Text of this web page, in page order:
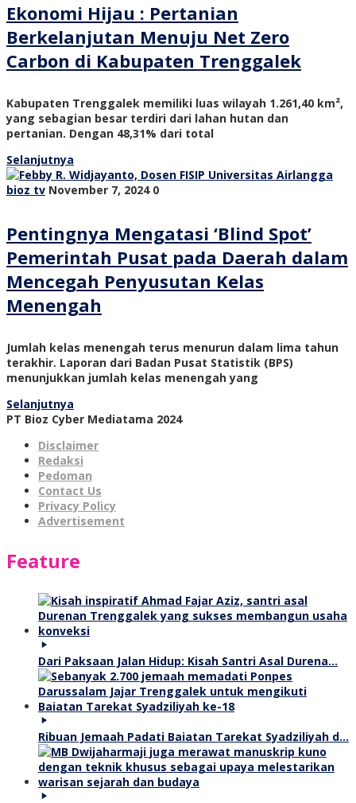
Ekonomi Hijau : Pertanian
Berkelanjutan Menuju Net Zero
Carbon di Kabupaten Trenggalek
Kabupaten Trenggalek memiliki luas wilayah 1.261,40 km²,
yang sebagian besar terdiri dari lahan hutan dan
pertanian. Dengan 48,31% dari total
Selanjutnya
bioz tv November 7, 2024 0
Pentingnya Mengatasi ‘Blind Spot’
Pemerintah Pusat pada Daerah dalam
Mencegah Penyusutan Kelas
Menengah
Jumlah kelas menengah terus menurun dalam lima tahun
terakhir. Laporan dari Badan Pusat Statistik (BPS)
menunjukkan jumlah kelas menengah yang
Selanjutnya
PT Bioz Cyber Mediatama 2024
Disclaimer
Redaksi
Pedoman
Contact Us
Privacy Policy
Advertisement
Feature
Dari Paksaan Jalan Hidup: Kisah Santri Asal Durena…
Ribuan Jemaah Padati Baiatan Tarekat Syadziliyah d…